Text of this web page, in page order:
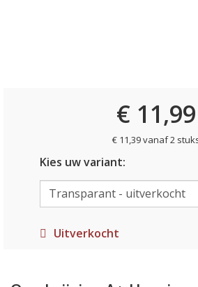
€ 11,99
€ 11,39 vanaf 2
Kies uw variant:
Uitverkocht